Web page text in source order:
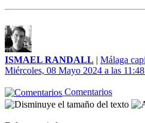
ISMAEL RANDALL | Málaga
Miércoles, 08 Mayo 2024 a las
Comentarios